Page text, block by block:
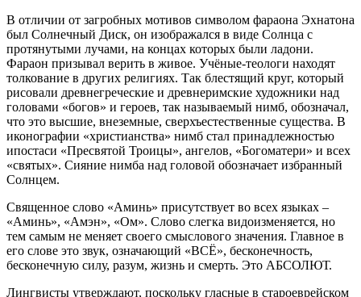
В отличии от загробных мотивов символом фараона Эхнатона
был Солнечный Диск, он изображался в виде Солнца с
протянутыми лучами, на концах которых были ладони.
Фараон призывал верить в живое. Учёные-теологи находят
толкование в других религиях. Так блестящий круг, который
рисовали древнегреческие и древнеримские художники над
головами «богов» и героев, так называемый нимб, обозначал,
что это высшие, внеземные, сверхъестественные существа. В
иконографии «христианства» нимб стал принадлежностью
ипостаси «Пресвятой Троицы», ангелов, «Богоматери» и всех
«святых». Сияние нимба над головой обозначает избранный
Солнцем.
Священное слово «Аминь» присутствует во всех языках –
«Аминь», «Амэн», «Ом». Слово слегка видоизменяется, но
тем самым не меняет своего смыслового значения. Главное в
его слове это звук, означающий «ВСЁ», бесконечность,
бесконечную силу, разум, жизнь и смерть. Это АБСОЛЮТ.
Лингвисты утверждают, поскольку гласные в староеврейском